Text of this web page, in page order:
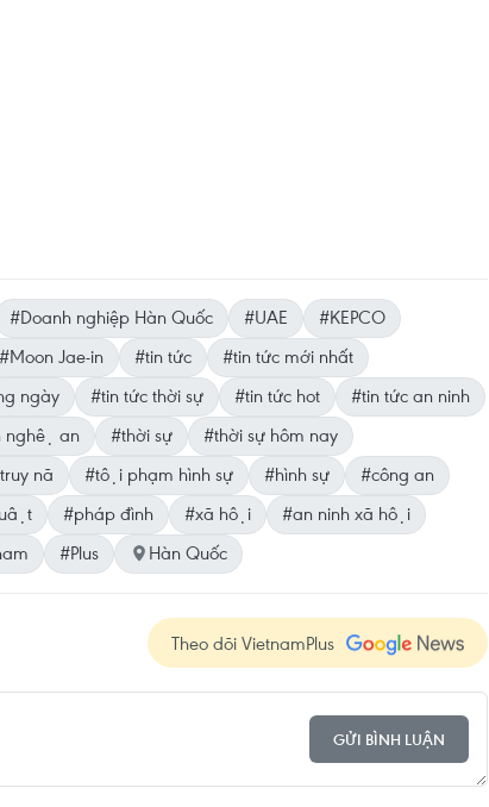
#Doanh nghiệp Hàn Quốc #UAE
#KEPCO
#Moon Jae-in #tin tức
#tin tức mới nhất
ngày #tin tức thời sự #tin tức hot
#tin tức an ninh
nghệ an #thời sự
#thời sự hôm nay
nã #tội phạm hình sự #hình sự
#công an
#pháp đình #xã hội
#an ninh xã hội
#Plus Hàn Quốc
Theo dõi VietnamPlus
GỬI BÌNH LUẬN